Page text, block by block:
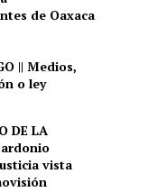
de Oaxaca
|| Medios,
o ley
DE LA
vista